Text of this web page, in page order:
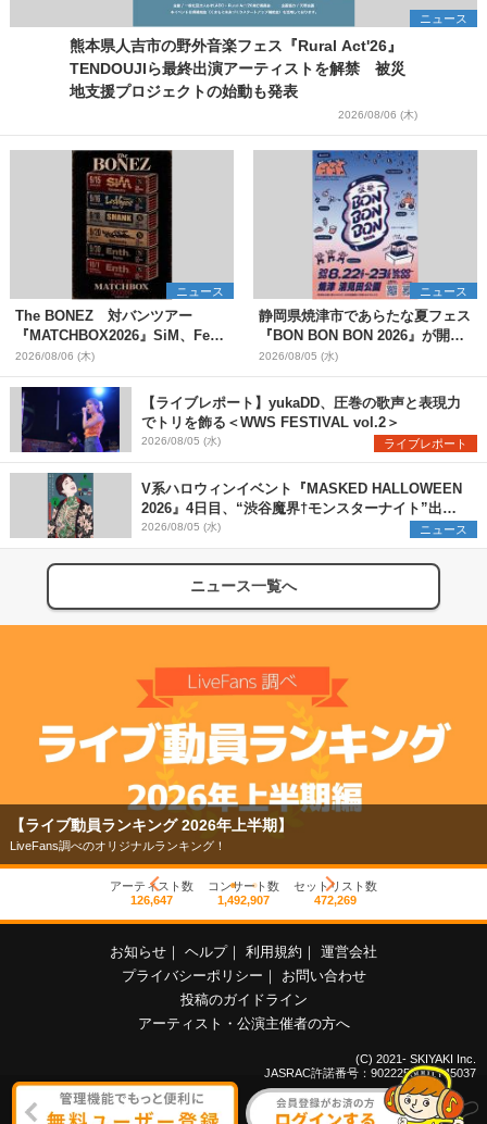
ニュース
熊本県人吉市の野外音楽フェス『Rural Act'26』
TENDOUJIら最終出演アーティストを解禁 被災
地支援プロジェクトの始動も発表
2026/08/06 (木)
ニュース
The BONEZ 対バンツアー
『MATCHBOX2026』SiM、Fear,
and Loathing in Las Vegasら対
バンアーティストを一斉解禁
2026/08/06 (木)
ニュース
静岡県焼津市であらたな夏フェス
『BON BON BON 2026』が開
催 音楽ライブ×盆踊り×DJ×屋台
グルメ×ランタンナイトで彩る2日
間
2026/08/05 (水)
【ライブレポート】yukaDD、圧巻の歌声と表現力
でトリを飾る＜WWS FESTIVAL vol.2＞
2026/08/05 (水) ライブレポート
V系ハロウィンイベント『MASKED HALLOWEEN
2026』4日目、“渋谷魔界†モンスターナイト”出演6
組を発表
2026/08/05 (水) ニュース
ニュース一覧へ
【ライブ動員ランキング 2026年上半期】
LiveFans調べのオリジナルランキング！
アーティスト数
126,647
コンサート数
1,492,907
セットリスト数
472,269
お知らせ ｜ ヘルプ｜ 利用規約 ｜ 運営会社
プライバシーポリシー ｜
お問い合わせ
投稿のガイドライン
アーティスト・公演主催者の方へ
(C) 2021- SKIYAKI Inc.
JASRAC許諾番号：9022255001Y45037